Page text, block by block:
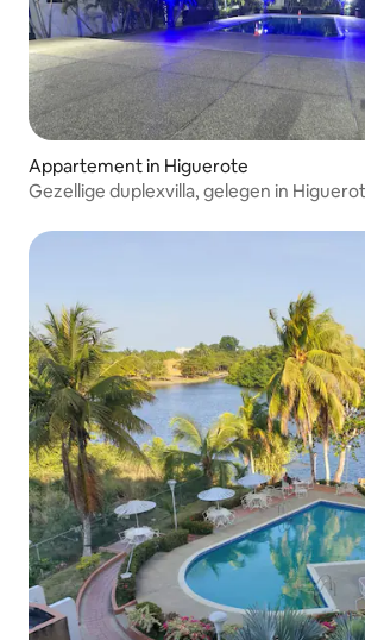
Appartement in Higuerote
Gezellige duplexvilla, gelegen in